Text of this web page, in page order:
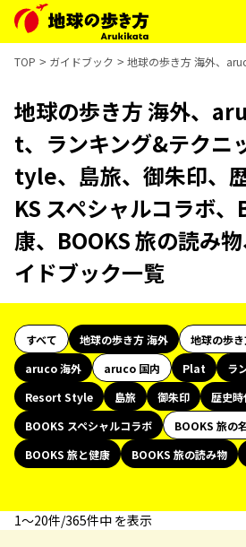
TOP ガイドブック 地球の歩き方 海外、
地球の歩き方 海外、
t、ランキング&テクニ
tyle、島旅、御朱印、
KS スペシャルコラボ、
康、BOOKS 旅の読み
イドブック一覧
すべて 地球の歩き方 海外
地球の歩き
aruco 海外
aruco 国内 Plat
ラ
Resort Style
島旅 御朱印 歴史時
BOOKS スペシャルコラボ
BOOKS 旅の
BOOKS 旅と健康
BOOKS 旅の読み物
1〜20件/365件中 を表示